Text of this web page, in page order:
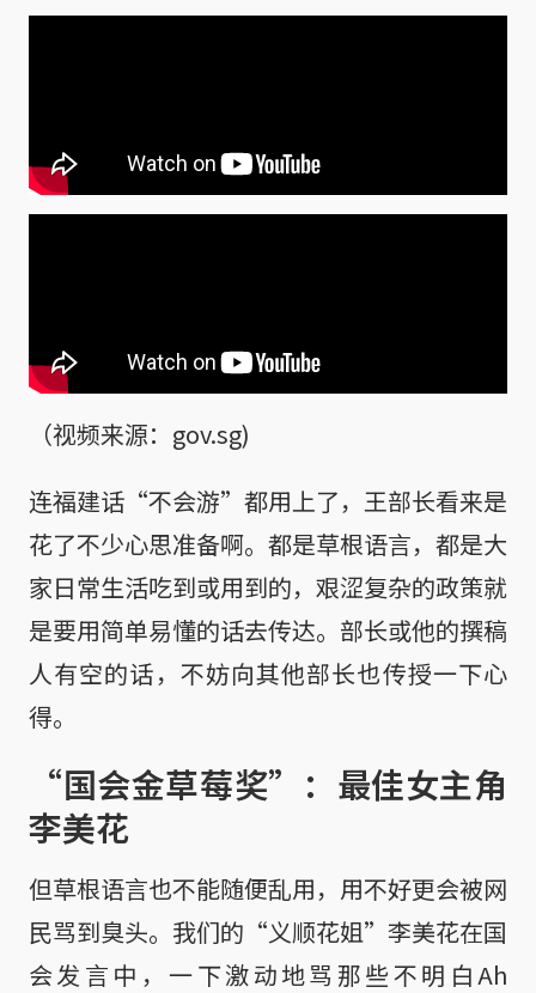
（视频来源：gov.sg)
连福建话“不会游”都用上了，王部长看来是
花了不少心思准备啊。都是草根语言，都是大
家日常生活吃到或用到的，艰涩复杂的政策就
是要用简单易懂的话去传达。部长或他的撰稿
人有空的话，不妨向其他部长也传授一下心
得。
“国会金草莓奖”：最佳女主角
李美花
但草根语言也不能随便乱用，用不好更会被网
民骂到臭头。我们的“义顺花姐”李美花在国
会发言中，一下激动地骂那些不明白Ah